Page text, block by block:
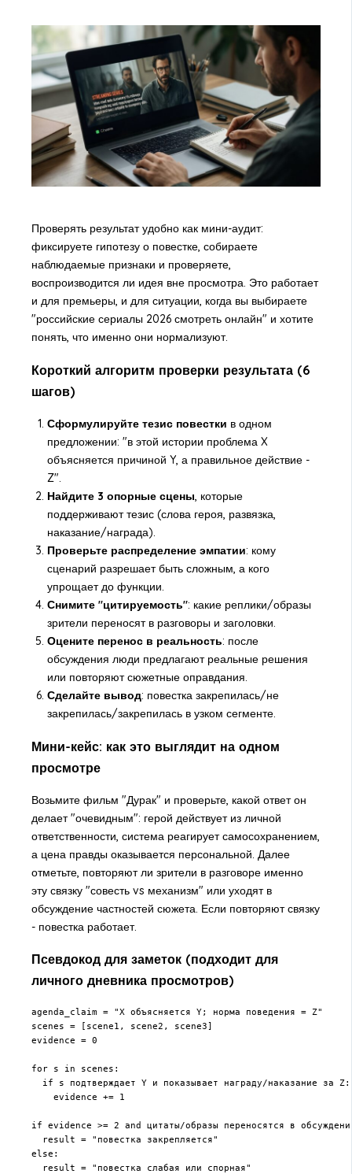
Проверять результат удобно как мини-аудит:
фиксируете гипотезу о повестке, собираете
наблюдаемые признаки и проверяете,
воспроизводится ли идея вне просмотра. Это работает
и для премьеры, и для ситуации, когда вы выбираете
"российские сериалы 2026 смотреть онлайн" и хотите
понять, что именно они нормализуют.
Короткий алгоритм проверки результата (6
шагов)
Сформулируйте тезис повестки в одном
предложении: "в этой истории проблема X
объясняется причиной Y, а правильное действие -
Z".
Найдите 3 опорные сцены, которые
поддерживают тезис (слова героя, развязка,
наказание/награда).
Проверьте распределение эмпатии: кому
сценарий разрешает быть сложным, а кого
упрощает до функции.
Снимите "цитируемость": какие реплики/образы
зрители переносят в разговоры и заголовки.
Оцените перенос в реальность: после
обсуждения люди предлагают реальные решения
или повторяют сюжетные оправдания.
Сделайте вывод: повестка закрепилась/не
закрепилась/закрепилась в узком сегменте.
Мини-кейс: как это выглядит на одном
просмотре
Возьмите фильм "Дурак" и проверьте, какой ответ он
делает "очевидным": герой действует из личной
ответственности, система реагирует самосохранением,
а цена правды оказывается персональной. Далее
отметьте, повторяют ли зрители в разговоре именно
эту связку "совесть vs механизм" или уходят в
обсуждение частностей сюжета. Если повторяют связку
- повестка работает.
Псевдокод для заметок (подходит для
личного дневника просмотров)
agenda_claim = "X объясняется Y; норма поведения = Z"
scenes = [scene1, scene2, scene3]
evidence = 0
for s in scenes:
  if s подтверждает Y и показывает награду/наказание за Z:
    evidence += 1
if evidence >= 2 and цитаты/образы переносятся в
  result = "повестка закрепляется"
else:
  result = "повестка слабая или спорная"